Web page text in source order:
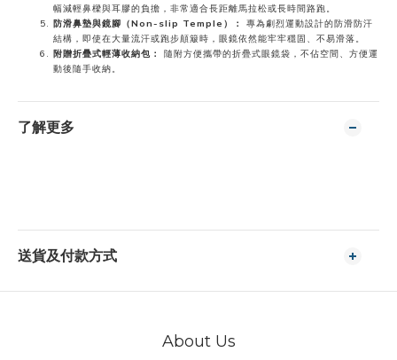
幅減輕鼻樑與耳膠的負擔，非常適合長距離馬拉松或長時間路跑。
防滑鼻墊與鏡腳（Non-slip Temple）：
專為劇烈運動設計的防滑防汗
結構，即使在大量流汗或跑步顛簸時，眼鏡依然能牢牢穩固、不易滑落。
附贈折疊式輕薄收納包：
隨附方便攜帶的折疊式眼鏡袋，不佔空間、方便運
動後隨手收納。
了解更多
送貨及付款方式
About Us